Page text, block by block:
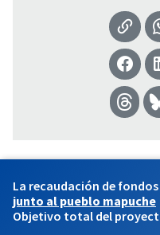
La recaudación de
junto al pueblo mapuche
Objetivo total del